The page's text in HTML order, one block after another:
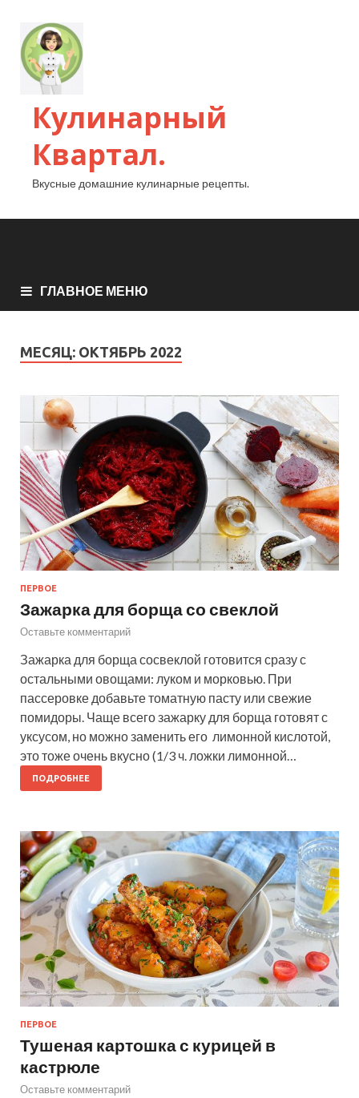
Кулинарный
Квартал.
Вкусные домашние кулинарные рецепты.
ГЛАВНОЕ МЕНЮ
МЕСЯЦ: ОКТЯБРЬ 2022
ПЕРВОЕ
Зажарка для борща со свеклой
Оставьте комментарий
Зажарка для борща сосвеклой готовится сразу с
остальными овощами: луком и морковью. При
пассеровке добавьте томатную пасту или свежие
помидоры. Чаще всего зажарку для борща готовят с
уксусом, но можно заменить его лимонной кислотой,
это тоже очень вкусно (1/3 ч. ложки лимонной…
ПОДРОБНЕЕ
ПЕРВОЕ
Тушеная картошка с курицей в
кастрюле
Оставьте комментарий